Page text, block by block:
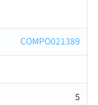
COMPO021389
5